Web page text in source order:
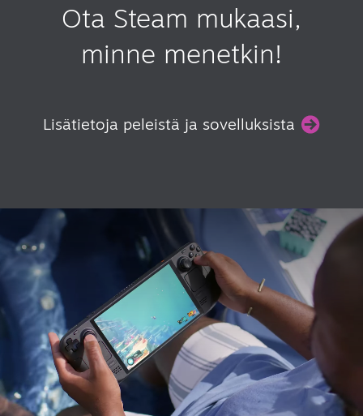
Ota Steam mukaasi,
minne menetkin!
Lisätietoja peleistä ja sovelluksista